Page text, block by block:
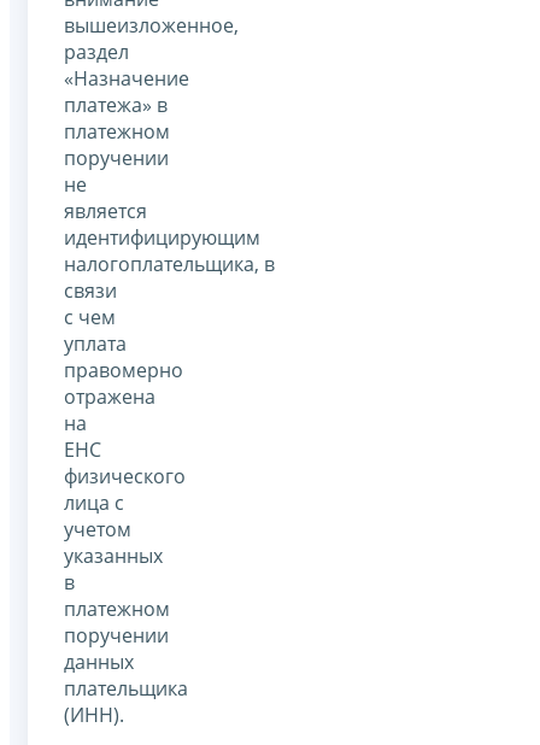
вышеизложенное,
раздел
«Назначение
платежа» в
платежном
поручении
не
является
идентифицирующим
налогоплательщика, в
связи
с чем
уплата
правомерно
отражена
на
ЕНС
физического
лица с
учетом
указанных
в
платежном
поручении
данных
плательщика
(ИНН).